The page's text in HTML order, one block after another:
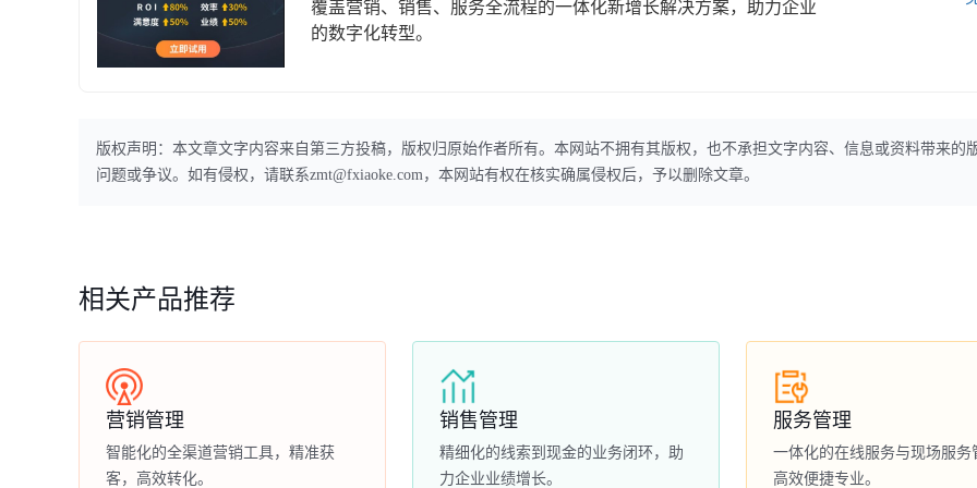
覆盖营销、销售、服务全流程的一体化新增长解决方案，助力企业
的数字化转型。
版权声明：本文章文字内容来自第三方投稿，版权归原始作者所有。本网站不拥有其版权，也不承担文字内容、信息或资料带来的
问题或争议。如有侵权，请联系zmt@fxiaoke.com，本网站有权在核实确属侵权后，予以删除文章。
相关产品推荐
营销管理
智能化的全渠道营销工具，精准获
客，高效转化。
销售管理
精细化的线索到现金的业务闭环，助
力企业业绩增长。
服务管理
一体化的在线服务与现场服务
高效便捷专业。